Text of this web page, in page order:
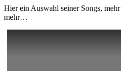
Hier ein Auswahl seiner Songs, mehr
mehr…